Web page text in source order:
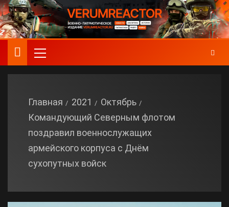
Главная 2021
Октябрь
Командующий Северным флотом
поздравил военнослужащих
армейского корпуса с Днём
сухопутных войск